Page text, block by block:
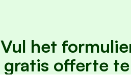
Vul het
gratis offerte